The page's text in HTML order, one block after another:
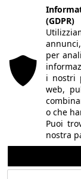
Scopri i
© 2026
Enrico
P.IVA
MI-
Le
(GDPR)
per
i nostri
web,
o che
Puoi
nostra